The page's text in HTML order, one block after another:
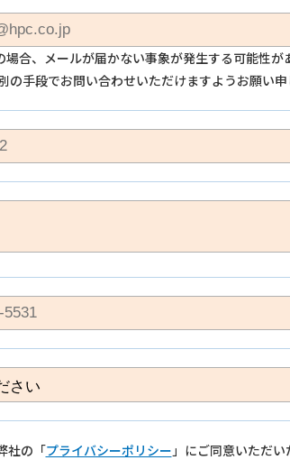
場合、メールが届かない事象が発生する可能性
の手段でお問い合わせいただけますようお願い申
社の「プライバシーポリシー」にご同意いただい